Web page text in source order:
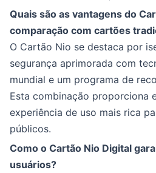
Quais são as vantagens do
comparação com cartões
O Cartão Nio se destaca por
segurança aprimorada com
mundial e um programa de
Esta combinação proporciona
experiência de uso mais rica
públicos.
Como o Cartão Nio Digital
usuários?